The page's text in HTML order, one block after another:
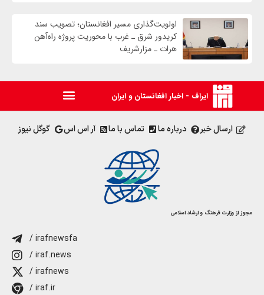
اولویت‌گذاری مسیر افغانستان؛ تصویب سند
کریدور شرق ـ غرب با محوریت پروژه راه‌آهن
هرات ـ مزارشریف
ایراف - اخبار افغانستان و ایران
ارسال خبر درباره ما تماس با ما آر اس اس گوگل نیوز
مجوز از وزارت فرهنگ و ارشاد اسلامی
/ irafnewsfa
/ iraf.news
/ irafnews
/ iraf.ir